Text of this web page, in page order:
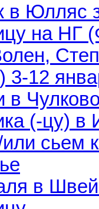
в Юлляс
на НГ
12
в
(-цу) в
сьем
в